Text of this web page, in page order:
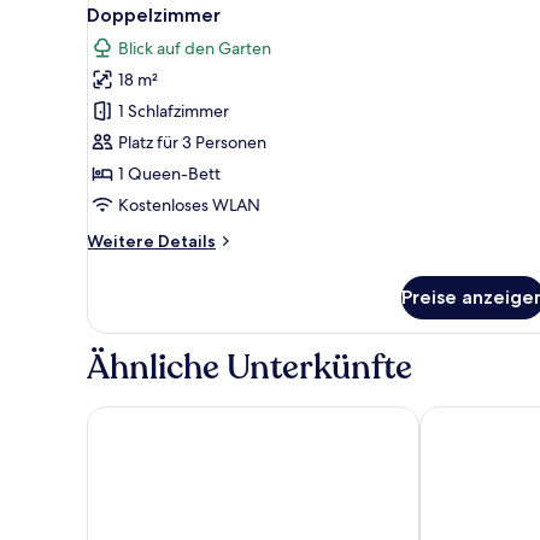
Fotos
für
Doppelzimmer
anzeigen
6
Doppelzimmer
Blick auf den Garten
18 m²
1 Schlafzimmer
Platz für 3 Personen
1 Queen-Bett
Kostenloses WLAN
Weitere Details
Weitere
Preise
Ähnliche Unterkünfte
Alkioni by the Sea Hotel EVLOGIA